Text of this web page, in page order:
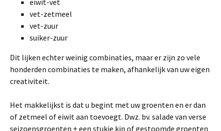
eiwit-vet
vet-zetmeel
vet-zuur
suiker-zuur
Dit lijken echter weinig combinaties, maar er zijn zo vele
honderden combinaties te maken, afhankelijk van uw eigen
creativiteit.
Het makkelijkst is dat u begint met uw groenten en er dan
of zetmeel of eiwit aan toevoegt. Dwz. bv. salade van verse
seizoensgroenten + een stukje kip of gestoomde groenten